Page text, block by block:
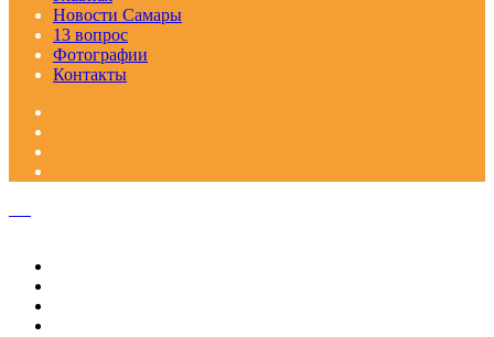
Новости Самары
13 вопрос
Фотографии
Контакты
Закрыть